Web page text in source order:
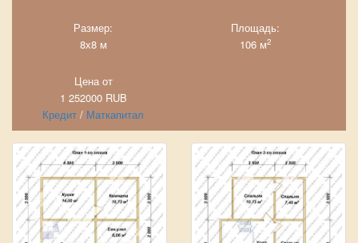
Размер:
8х8 м
Площадь:
106 м2
Цена от
1 252000 RUB
Кредит / Маткапитал